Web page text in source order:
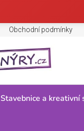
Obchodní podmínky
Stavebnice a kreativní